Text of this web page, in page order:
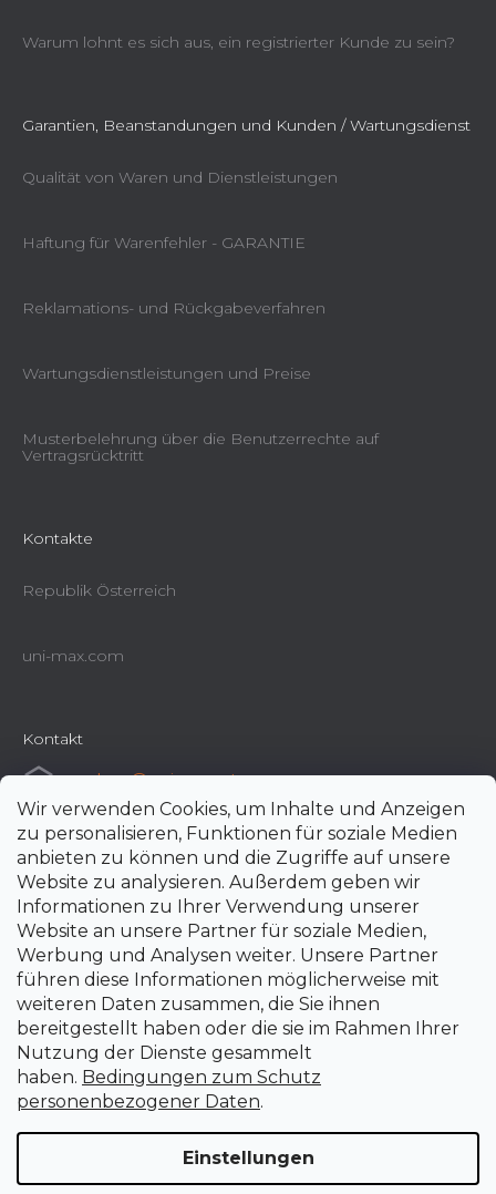
Wir verwenden Cookies, um Inhalte und Anzeigen
zu personalisieren, Funktionen für soziale Medien
anbieten zu können und die Zugriffe auf unsere
Website zu analysieren. Außerdem geben wir
Informationen zu Ihrer Verwendung unserer
Website an unsere Partner für soziale Medien,
Werbung und Analysen weiter. Unsere Partner
führen diese Informationen möglicherweise mit
weiteren Daten zusammen, die Sie ihnen
bereitgestellt haben oder die sie im Rahmen Ihrer
Nutzung der Dienste gesammelt
haben. Bedingungen zum Schutz
personenbezogener Daten.
Einstellungen
Warum lohnt es sich aus, ein registrierter Kunde zu sein?
Garantien, Beanstandungen und Kunden / Wartungsdienst
Qualität von Waren und Dienstleistungen
Haftung für Warenfehler - GARANTIE
Reklamations- und Rückgabeverfahren
Wartungsdienstleistungen und Preise
Musterbelehrung über die Benutzerrechte auf
Vertragsrücktritt
Kontakte
Republik Österreich
uni-max.com
Kontakt
e-shop@uni-max.at
+420 266 190 190
Erstellt von Shoptet Premium